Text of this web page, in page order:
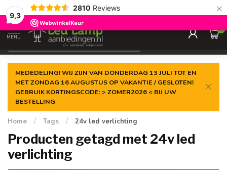
9,3
2810 Reviews ×
Zeer ruimassortiment
MENU
0
MEDEDELING! WIJ ZIJN VAN DONDERDAG 13 JULI TOT EN
MET ZONDAG 16 AUGUSTUS OP VAKANTIE / GESLOTEN!
GEBRUIK KORTINGSCODE: > ZOMER2026 < BIJ UW
BESTELLING
Home / Tags / 24v led verlichting
Producten getagd met 24v led
verlichting